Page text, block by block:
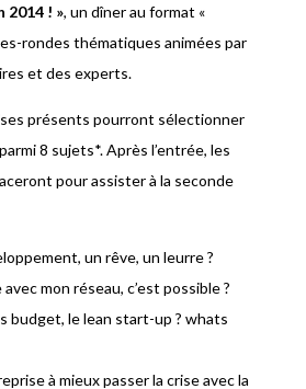
2014 ! », un dîner au format «
rondes thématiques animées par
et des experts.
présents pourront sélectionner
8 sujets*. Après l’entrée, les
pour assister à la seconde
un rêve, un leurre ?
mon réseau, c’est possible ?
budget, le lean start-up ? whats
à mieux passer la crise avec la